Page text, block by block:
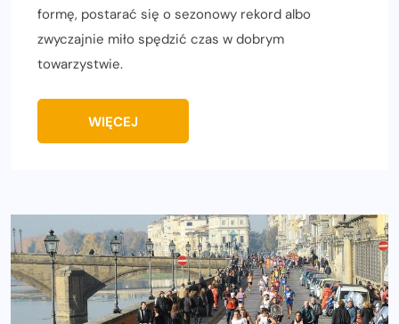
formę, postarać się o sezonowy rekord albo
zwyczajnie miło spędzić czas w dobrym
towarzystwie.
WIĘCEJ